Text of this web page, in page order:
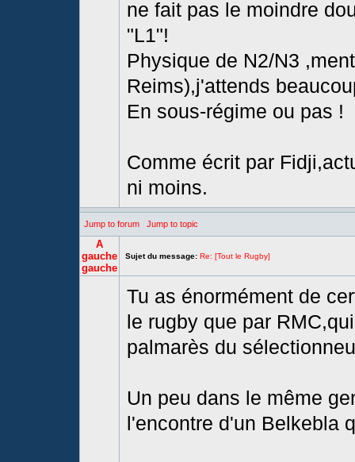
ne fait pas le moindre
"L1"!
Physique de N2/N3
Reims),j'attends
En sous-régime ou pas !
Comme écrit par
ni moins.
Jump to forum Jump to topic
A
gauche
gauche
Sujet du message: Re: [Tout le Rugby]
Tu as énormément de
le rugby que par
palmarès du
Un peu dans le même
l'encontre d'un Belkebla